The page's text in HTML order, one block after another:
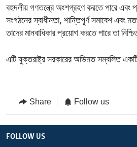
বহুদলীয় গণতন্ত্রে অংশগ্রহণ করতে পারে এবং
সংগঠনের স্বাধীনতা, শান্তিপূর্ণ সমাবেশ এবং
তাদের মানবাধিকার প্রয়োগ করতে পারে তা
এটি যুক্তরাষ্ট্র সরকারের অভিমত সম্বলিত
Share Follow us
FOLLOW US